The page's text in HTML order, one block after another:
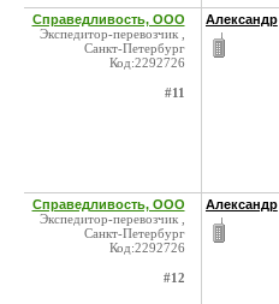
Справедливость, ООО
Экспедитор-перевозчик ,
Санкт-Петербург
Код:2292726
#11
Александр
Справедливость, ООО
Экспедитор-перевозчик ,
Санкт-Петербург
Код:2292726
#12
Александр